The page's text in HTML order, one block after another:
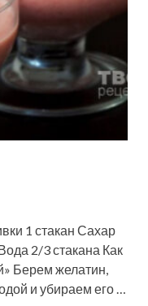
1 стакан Сахар
2/3 стакана Как
Берем желатин,
и убираем его …